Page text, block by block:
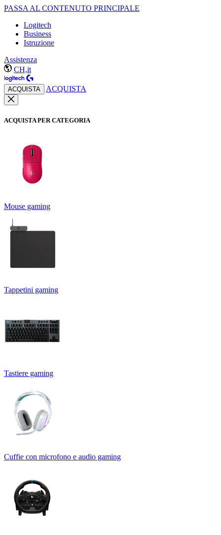
PASSA AL CONTENUTO PRINCIPALE
Logitech
Business
Istruzione
Assistenza
CH,it
ACQUISTA ACQUISTA
ACQUISTA PER CATEGORIA
Mouse gaming
Tappetini gaming
Tastiere gaming
Cuffie con microfono e audio gaming